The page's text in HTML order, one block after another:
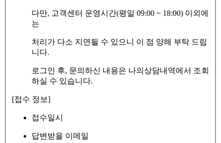
다만, 고객센터 운영시간(평일 09:00 ~ 18:00) 이외에
는
처리가 다소 지연될 수 있으니 이 점 양해 부탁 드립
니다.
로그인 후, 문의하신 내용은 나의상담내역에서 조회
하실 수 있습니다.
[접수 정보]
접수일시
답변받을 이메일